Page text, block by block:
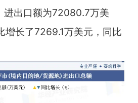
进出口额为72080.7万美
增长了7269.1万美元，同比